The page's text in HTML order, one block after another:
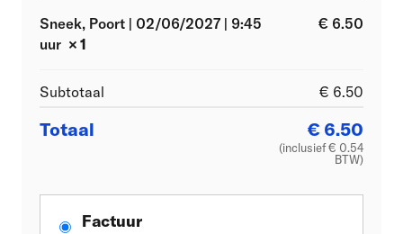
Sneek, Poort | 02/06/2027 | 9:45
uur × 1
€ 6.50
Subtotaal € 6.50
Totaal € 6.50
(inclusief€ 0.54
BTW)
Factuur